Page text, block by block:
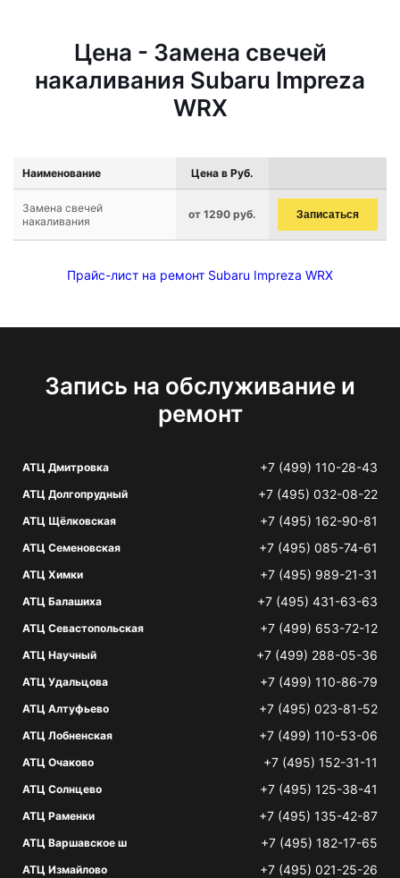
Цена - Замена свечей
накаливания Subaru Impreza
WRX
Наименование Цена в Руб.
Замена свечей
накаливания
от 1290 руб. Записаться
Прайс-лист на ремонт Subaru Impreza WRX
Запись на обслуживание и
ремонт
АТЦ Дмитровка +7 (499) 110-28-43
АТЦ Долгопрудный +7 (495) 032-08-22
АТЦ Щёлковская +7 (495) 162-90-81
АТЦ Семеновская +7 (495) 085-74-61
АТЦ Химки +7 (495) 989-21-31
АТЦ Балашиха +7 (495) 431-63-63
АТЦ Севастопольская +7 (499) 653-72-12
АТЦ Научный +7 (499) 288-05-36
АТЦ Удальцова +7 (499) 110-86-79
АТЦ Алтуфьево +7 (495) 023-81-52
АТЦ Лобненская +7 (499) 110-53-06
АТЦ Очаково +7 (495) 152-31-11
АТЦ Солнцево +7 (495) 125-38-41
АТЦ Раменки +7 (495) 135-42-87
АТЦ Варшавское ш +7 (495) 182-17-65
АТЦ Измайлово +7 (495) 021-25-26